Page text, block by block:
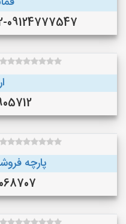
09382301002-
()
پارچه